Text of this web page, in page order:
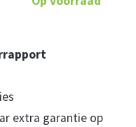
extra garantie op